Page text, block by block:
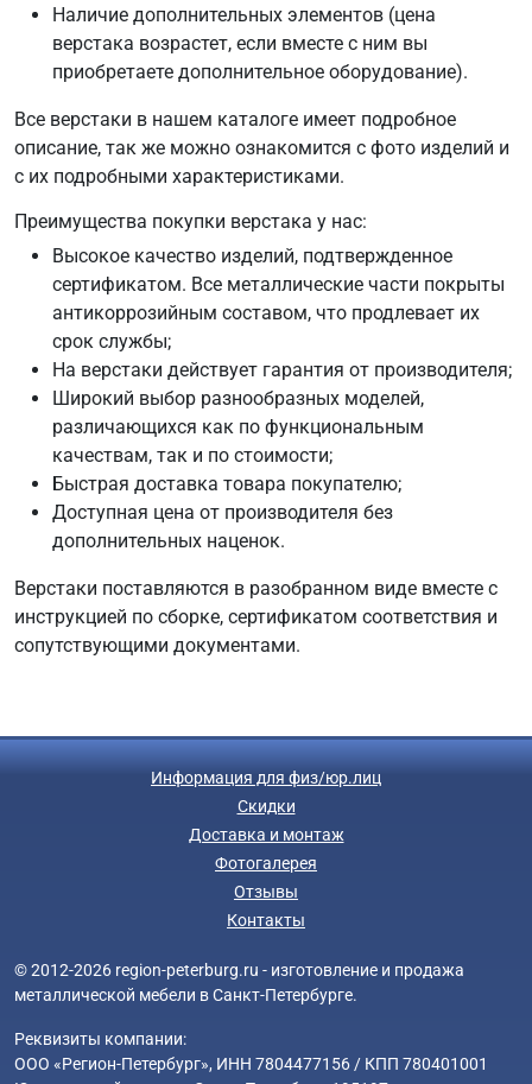
Наличие дополнительных элементов (цена
верстака возрастет, если вместе с ним вы
приобретаете дополнительное оборудование).
Все верстаки в нашем каталоге имеет подробное
описание, так же можно ознакомится с фото изделий и
с их подробными характеристиками.
Преимущества покупки верстака у нас:
Высокое качество изделий, подтвержденное
сертификатом. Все металлические части покрыты
антикоррозийным составом, что продлевает их
срок службы;
На верстаки действует гарантия от производителя;
Широкий выбор разнообразных моделей,
различающихся как по функциональным
качествам, так и по стоимости;
Быстрая доставка товара покупателю;
Доступная цена от производителя без
дополнительных наценок.
Верстаки поставляются в разобранном виде вместе с
инструкцией по сборке, сертификатом соответствия и
сопутствующими документами.
Информация для физ/юр.лиц
Скидки
Доставка и монтаж
Фотогалерея
Отзывы
Контакты
© 2012-2026 region-peterburg.ru - изготовление и продажа
металлической мебели в Санкт-Петербурге.
Реквизиты компании:
ООО «Регион-Петербург», ИНН 7804477156 / КПП 780401001